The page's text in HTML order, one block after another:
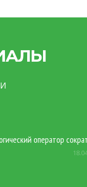
оператор